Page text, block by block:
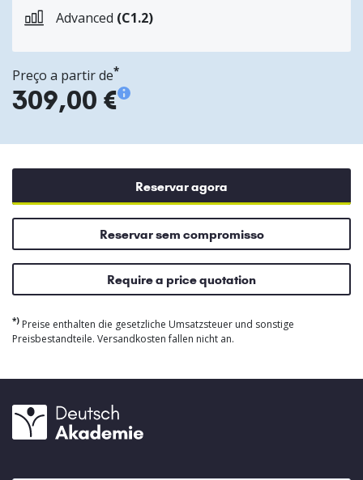
Advanced (C1.2)
Preço a partir de*
309,00 €
Reservar agora
Reservar sem compromisso
Require a price quotation
*) Preise enthalten die gesetzliche Umsatzsteuer und sonstige
Preisbestandteile. Versandkosten fallen nicht an.